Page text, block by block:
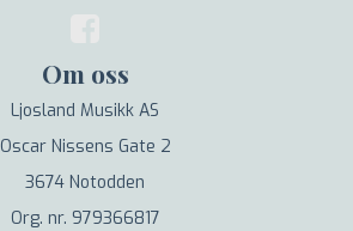
Om oss
Ljosland Musikk AS
Oscar Nissens Gate 2
3674 Notodden
Org. nr. 979366817